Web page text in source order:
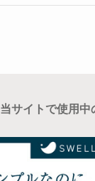
当サイトで使用中